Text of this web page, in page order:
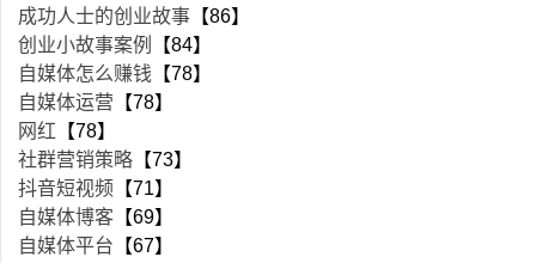
成功人士的创业故事 【86】
创业小故事案例
【84】
自媒体怎么赚钱 【78】
自媒体运营 【78】
网红 【78】
社群营销策略 【73】
抖音短视频 【71】
自媒体博客 【69】
自媒体平台 【67】